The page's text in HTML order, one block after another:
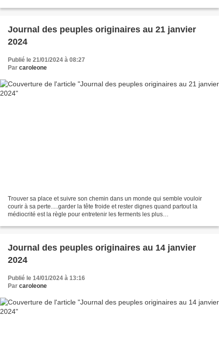
Journal des peuples originaires au 21 janvier
2024
Publié le 21/01/2024 à 08:27
Par caroleone
Trouver sa place et suivre son chemin dans un monde qui semble vouloir
courir à sa perte.....garder la tête froide et rester dignes quand partout la
médiocrité est la règle pour entretenir les ferments les plus
Journal des peuples originaires au 14 janvier
2024
Publié le 14/01/2024 à 13:16
Par caroleone